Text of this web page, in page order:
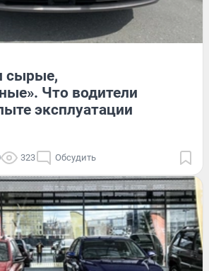
сырые,
Что водители
эксплуатации
323 Обсудить